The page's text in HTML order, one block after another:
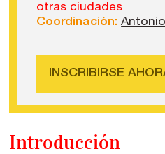
otras ciudades
Coordinación:
INSCRIBIRSE
Introducción